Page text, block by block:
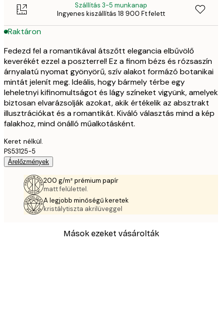
Szállítás 3-5 munkanap
Ingyenes kiszállítás 18 900 Ft felett
Raktáron
Fedezd fel a romantikával átszőtt elegancia elbűvölő
keverékét ezzel a poszterrel! Ez a finom bézs és rózsaszín
árnyalatú nyomat gyönyörű, szív alakot formázó botanikai
mintát jelenít meg. Ideális, hogy bármely térbe egy
leheletnyi kifinomultságot és lágy színeket vigyünk, amelyek
biztosan elvarázsolják azokat, akik értékelik az absztrakt
illusztrációkat és a romantikát. Kiváló választás mind a kép
falakhoz, mind önálló műalkotásként.
Keret nélkül.
PS53125-5
Árelőzmények
200 g/m² prémium papír
matt felülettel.
A legjobb minőségű keretek
kristálytiszta akrilüveggel
Mások ezeket vásárolták